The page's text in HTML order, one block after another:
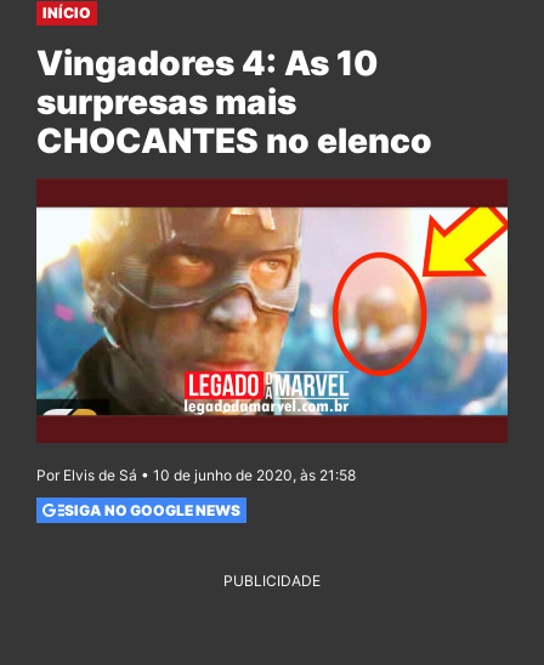
INÍCIO
Vingadores 4: As 10
surpresas mais
CHOCANTES no elenco
Por Elvis de Sá • 10 de junho de 2020, às 21:58
SIGA NO GOOGLE NEWS
PUBLICIDADE